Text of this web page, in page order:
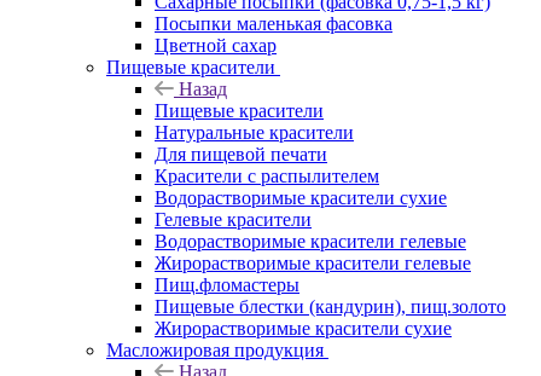
Посыпки маленькая фасовка
Цветной сахар
Пищевые красители
Назад
Пищевые красители
Натуральные красители
Для пищевой печати
Красители с распылителем
Водорастворимые красители сухие
Гелевые красители
Водорастворимые красители гелевые
Жирорастворимые красители гелевые
Пищ.фломастеры
Пищевые блестки (кандурин), пищ.золото
Жирорастворимые красители сухие
Масложировая продукция
Назад